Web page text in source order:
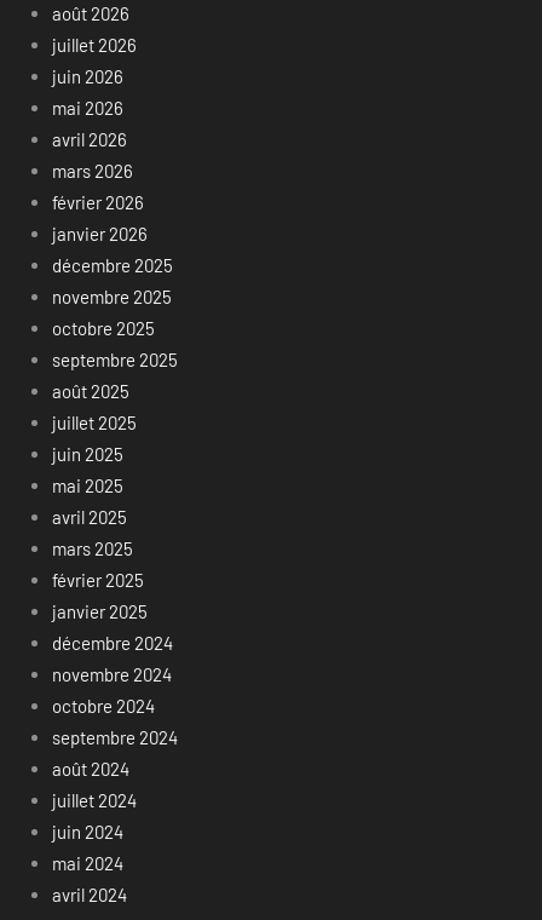
août 2026
juillet 2026
juin 2026
mai 2026
avril 2026
mars 2026
février 2026
janvier 2026
décembre 2025
novembre 2025
octobre 2025
septembre 2025
août 2025
juillet 2025
juin 2025
mai 2025
avril 2025
mars 2025
février 2025
janvier 2025
décembre 2024
novembre 2024
octobre 2024
septembre 2024
août 2024
juillet 2024
juin 2024
mai 2024
avril 2024